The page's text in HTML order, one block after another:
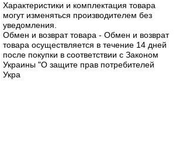
Характеристики и комплектация товара
могут изменяться производителем без
уведомления.
Обмен и возврат товара - Обмен и возврат
товара осуществляется в течение 14 дней
после покупки в соответствии с Законом
Украины "О защите прав потребителей
Укра